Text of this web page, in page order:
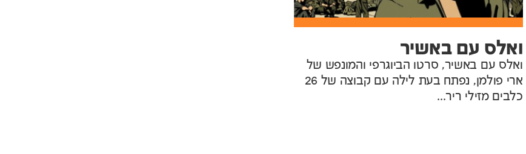
ואלס עם באשיר
ואלס עם באשיר, סרטו הביוגרפי והמונפש של
ארי פולמן, נפתח בעת לילה עם קבוצה של 26
כלבים מזילי ריר...